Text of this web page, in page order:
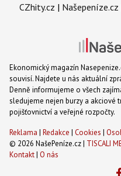
CZhity.cz | Našepeníze.cz
Ekonomický magazín
souvisí. Najdete u nás aktuální
Denně informujeme o všech
sledujeme nejen burzy a akciové
pojišťovnictví a veřejné rozpočty.
Reklama | Redakce | Cookies |
© 2026 NašePeníze.cz | TISCALI
Kontakt| O nás